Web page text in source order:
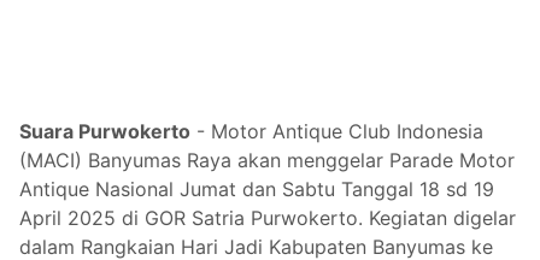
Suara Purwokerto - Motor Antique Club Indonesia
(MACI) Banyumas Raya akan menggelar Parade Motor
Antique Nasional Jumat dan Sabtu Tanggal 18 sd 19
April 2025 di GOR Satria Purwokerto. Kegiatan digelar
dalam Rangkaian Hari Jadi Kabupaten Banyumas ke